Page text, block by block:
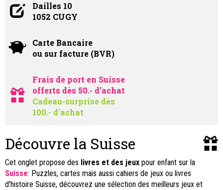
Dailles 10
1052 CUGY
Carte Bancaire
ou sur facture (BVR)
Frais de port en Suisse
offerts dès 50.- d'achat
Cadeau-surprise dès
100.- d'achat
Découvre la Suisse
Cet onglet propose des livres et des jeux pour enfant sur la
Suisse: Puzzles, cartes mais aussi cahiers de jeux ou livres
d'histoire Suisse, découvrez une sélection des meilleurs jeux et